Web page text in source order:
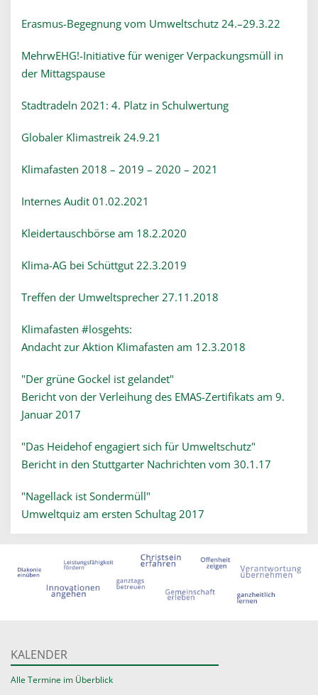
Erasmus-Begegnung vom Umweltschutz 24.–29.3.22
MehrwEHG!-Initiative für weniger Verpackungsmüll in
der Mittagspause
Stadtradeln 2021: 4. Platz in Schulwertung
Globaler Klimastreik 24.9.21
Klimafasten 2018 – 2019 – 2020 – 2021
Internes Audit 01.02.2021
Kleidertauschbörse am 18.2.2020
Klima-AG bei Schüttgut 22.3.2019
Treffen der Umweltsprecher 27.11.2018
Klimafasten #losgehts:
Andacht zur Aktion Klimafasten am 12.3.2018
"Der grüne Gockel ist gelandet"
Bericht von der Verleihung des EMAS-Zertifikats am 9.
Januar 2017
"Das Heidehof engagiert sich für Umweltschutz"
Bericht in den Stuttgarter Nachrichten vom 30.1.17
"Nagellack ist Sondermüll"
Umweltquiz am ersten Schultag 2017
KALENDER
Alle Termine im Überblick